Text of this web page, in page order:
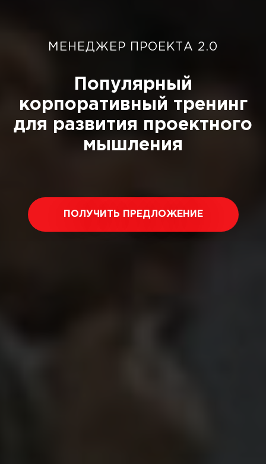
МЕНЕДЖЕР ПРОЕКТА 2.0
Популярный
корпоративный тренинг
для развития проектного
мышления
ПОЛУЧИТЬ ПРЕДЛОЖЕНИЕ